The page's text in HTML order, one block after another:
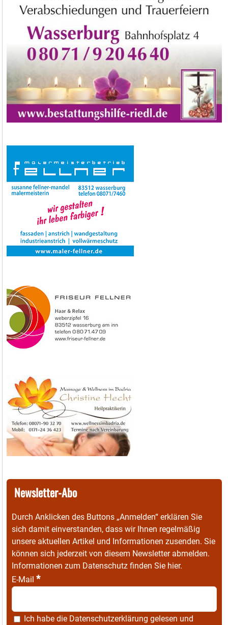
Newsletter-Abo
Durch Anklicken des Buttons „Anmelden“ erklären Sie
sich damit einverstanden, dass wir Ihnen regelmäßig
unsere aktuellen Artikel und Informationen zusenden. Sie
können sich jederzeit von diesem Newsletter abmelden.
Informationen zum Datenschutz finden Sie hier.
E-Mail *
Ich habe die Datenschutzerklärung gelesen und